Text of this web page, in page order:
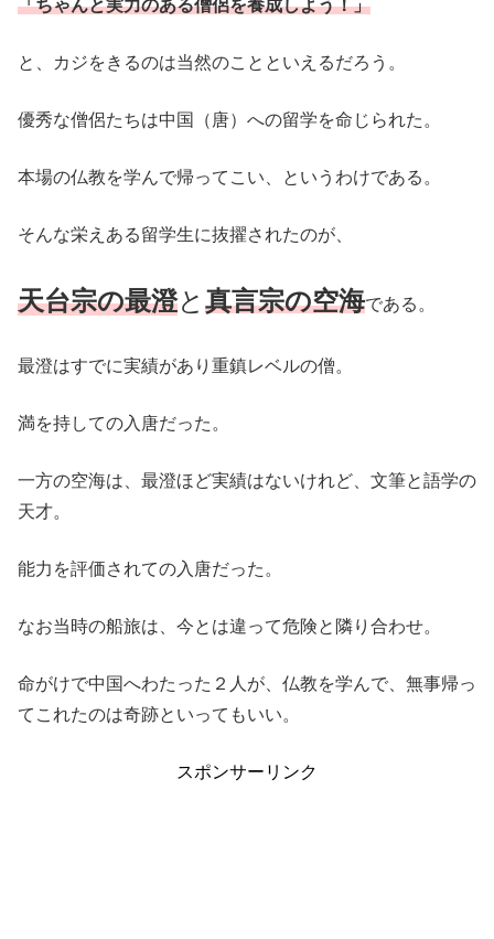
「ちゃんと実力のある僧侶を養成しよう！」
と、カジをきるのは当然のことといえるだろう。
優秀な僧侶たちは中国（唐）への留学を命じられた。
本場の仏教を学んで帰ってこい、というわけである。
そんな栄えある留学生に抜擢されたのが、
天台宗の最澄と 真言宗の空海である。
最澄はすでに実績があり重鎮レベルの僧。
満を持しての入唐だった。
一方の空海は、最澄ほど実績はないけれど、文筆と語学の
天才。
能力を評価されての入唐だった。
なお当時の船旅は、今とは違って危険と隣り合わせ。
命がけで中国へわたった２人が、仏教を学んで、無事帰っ
てこれたのは奇跡といってもいい。
スポンサーリンク